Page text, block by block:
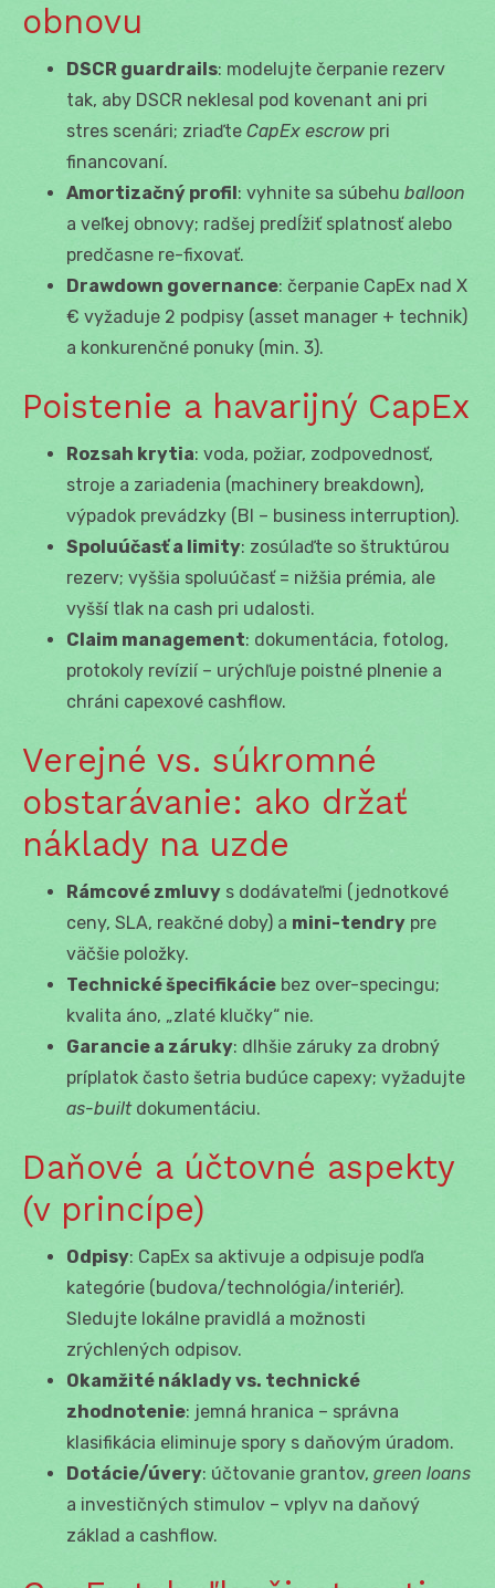
obnovu
DSCR guardrails: modelujte čerpanie rezerv
tak, aby DSCR neklesal pod kovenant ani pri
stres scenári; zriaďte CapEx escrow pri
financovaní.
Amortizačný profil: vyhnite sa súbehu balloon
a veľkej obnovy; radšej predĺžiť splatnosť alebo
predčasne re-fixovať.
Drawdown governance: čerpanie CapEx nad X
€ vyžaduje 2 podpisy (asset manager + technik)
a konkurenčné ponuky (min. 3).
Poistenie a havarijný CapEx
Rozsah krytia: voda, požiar, zodpovednosť,
stroje a zariadenia (machinery breakdown),
výpadok prevádzky (BI – business interruption).
Spoluúčasť a limity: zosúlaďte so štruktúrou
rezerv; vyššia spoluúčasť = nižšia prémia, ale
vyšší tlak na cash pri udalosti.
Claim management: dokumentácia, fotolog,
protokoly revízií – urýchľuje poistné plnenie a
chráni capexové cashflow.
Verejné vs. súkromné
obstarávanie: ako držať
náklady na uzde
Rámcové zmluvy s dodávateľmi (jednotkové
ceny, SLA, reakčné doby) a mini-tendry pre
väčšie položky.
Technické špecifikácie bez over-specingu;
kvalita áno, „zlaté klučky“ nie.
Garancie a záruky: dlhšie záruky za drobný
príplatok často šetria budúce capexy; vyžadujte
as-builtdokumentáciu.
Daňové a účtovné aspekty
(v princípe)
Odpisy: CapEx sa aktivuje a odpisuje podľa
kategórie (budova/technológia/interiér).
Sledujte lokálne pravidlá a možnosti
zrýchlených odpisov.
Okamžité náklady vs. technické
zhodnotenie: jemná hranica – správna
klasifikácia eliminuje spory s daňovým úradom.
Dotácie/úvery: účtovanie grantov, green loans
a investičných stimulov – vplyv na daňový
základ a cashflow.